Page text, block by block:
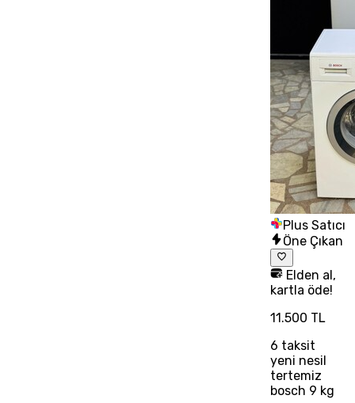
Plus Satıcı
Öne Çıkan
Elden al,
kartla öde!
11.500 TL
6 taksit
yeni nesil
tertemiz
bosch 9 kg